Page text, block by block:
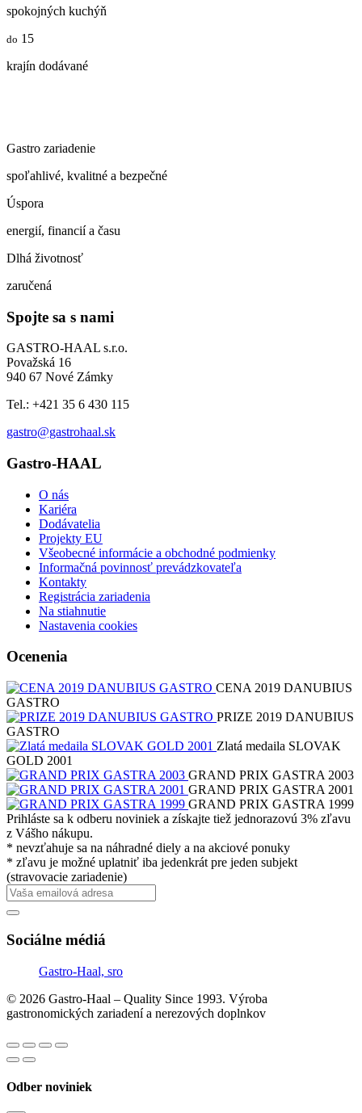
spokojných kuchýň
do 15
krajín dodávané
Gastro zariadenie
spoľahlivé, kvalitné a bezpečné
Úspora
energií, financií a času
Dlhá životnosť
zaručená
Spojte sa s nami
GASTRO-HAAL s.r.o.
Považská 16
940 67 Nové Zámky
Tel.: +421 35 6 430 115
gastro@gastrohaal.sk
Gastro-HAAL
O nás
Kariéra
Dodávatelia
Projekty EU
Všeobecné informácie a obchodné podmienky
Informačná povinnosť prevádzkovateľa
Kontakty
Registrácia zariadenia
Na stiahnutie
Nastavenia cookies
Ocenenia
CENA 2019 DANUBIUS
GASTRO
PRIZE 2019 DANUBIUS
GASTRO
Zlatá medaila SLOVAK
GOLD 2001
GRAND PRIX GASTRA 2003
GRAND PRIX GASTRA 2001
GRAND PRIX GASTRA 1999
Prihláste sa k odberu noviniek a získajte tiež jednorazovú 3% zľavu
z Vášho nákupu.
* nevzťahuje sa na náhradné diely a na akciové ponuky
* zľavu je možné uplatniť iba jedenkrát pre jeden subjekt
(stravovacie zariadenie)
Sociálne médiá
Gastro-Haal, sro
© 2026 Gastro-Haal – Quality Since 1993. Výroba
gastronomických zariadení a nerezových doplnkov
Odber noviniek